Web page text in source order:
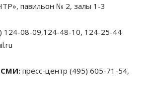
павильон № 2, залы 1-3
124-08-09,124-48-10, 124-25-44
СМИ: пресс-центр (495) 605-71-54,